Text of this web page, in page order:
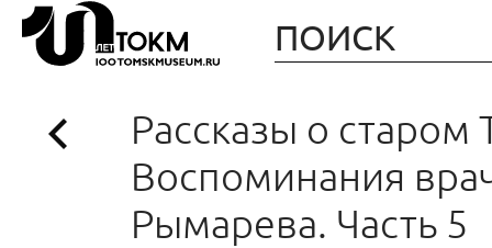
Рассказы о старом
Воспоминания
Рымарева. Часть 5